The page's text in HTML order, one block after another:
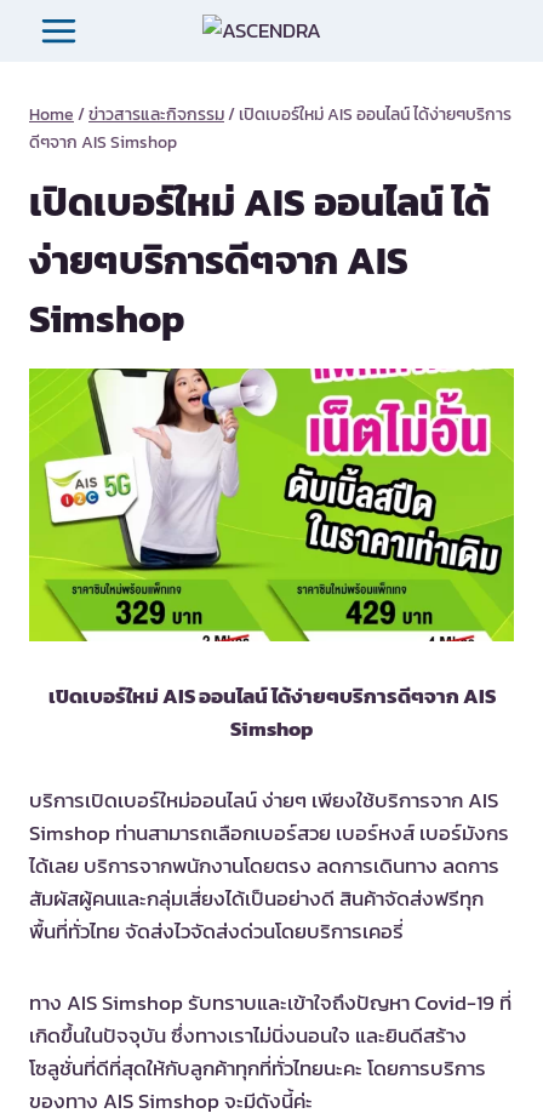
Home/ข่าวสารและกิจกรรม/เปิดเบอร์ใหม่ AIS ออนไลน์ ได้ง่ายๆบริการ
ดีๆจาก AIS Simshop
เปิดเบอร์ใหม่ AIS ออนไลน์ ได้
ง่ายๆบริการดีๆจาก AIS
Simshop
เปิดเบอร์ใหม่ AIS ออนไลน์ ได้ง่ายๆบริการดีๆจาก AIS
Simshop
บริการเปิดเบอร์ใหม่ออนไลน์ ง่ายๆ เพียงใช้บริการจาก AIS
Simshop ท่านสามารถเลือกเบอร์สวย เบอร์หงส์ เบอร์มังกร
ได้เลย บริการจากพนักงานโดยตรง ลดการเดินทาง ลดการ
สัมผัสผู้คนและกลุ่มเสี่ยงได้เป็นอย่างดี สินค้าจัดส่งฟรีทุก
พื้นที่ทั่วไทย จัดส่งไวจัดส่งด่วนโดยบริการเคอรี่
ทาง AIS Simshop รับทราบและเข้าใจถึงปัญหา Covid-19 ที่
เกิดขึ้นในปัจจุบัน ซึ่งทางเราไม่นิ่งนอนใจ และยินดีสร้าง
โซลูชั่นที่ดีที่สุดให้กับลูกค้าทุกที่ทั่วไทยนะคะ โดยการบริการ
ของทาง AIS Simshop จะมีดังนี้ค่ะ